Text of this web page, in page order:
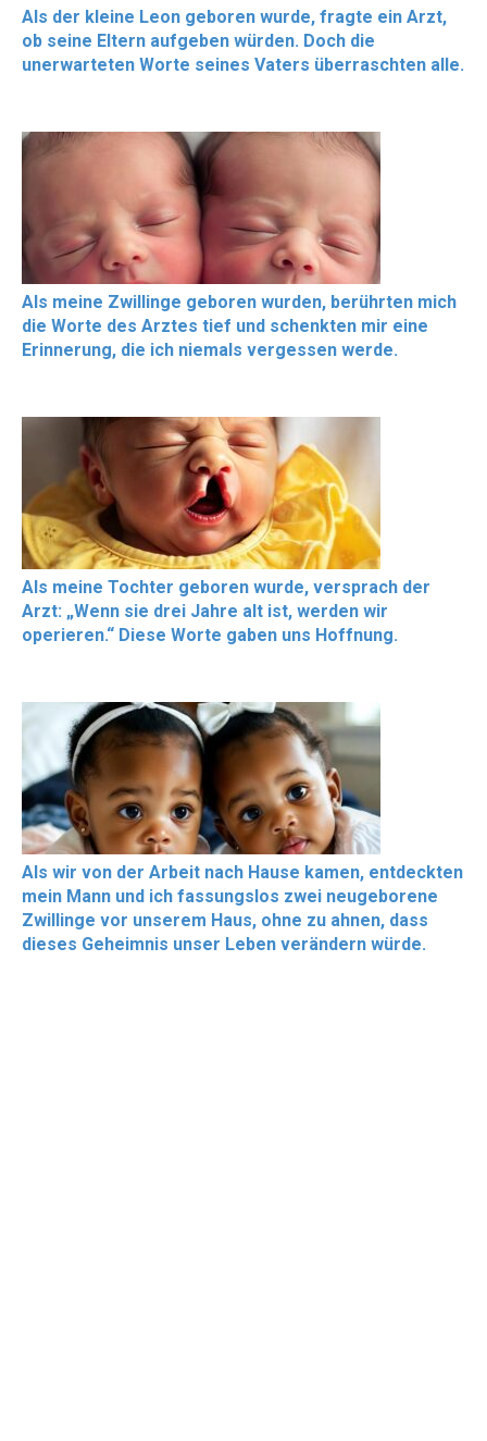
Als der kleine Leon geboren wurde, fragte ein Arzt,
ob seine Eltern aufgeben würden. Doch die
unerwarteten Worte seines Vaters überraschten alle.
Als meine Zwillinge geboren wurden, berührten mich
die Worte des Arztes tief und schenkten mir eine
Erinnerung, die ich niemals vergessen werde.
Als meine Tochter geboren wurde, versprach der
Arzt: „Wenn sie drei Jahre alt ist, werden wir
operieren.“ Diese Worte gaben uns Hoffnung.
Als wir von der Arbeit nach Hause kamen, entdeckten
mein Mann und ich fassungslos zwei neugeborene
Zwillinge vor unserem Haus, ohne zu ahnen, dass
dieses Geheimnis unser Leben verändern würde.